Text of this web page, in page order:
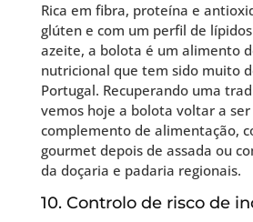
Rica em fibra, proteína e
glúten e com um perfil de
azeite, a bolota é um alimento
nutricional que tem sido muito
Portugal. Recuperando uma
vemos hoje a bolota voltar a
complemento de alimentação,
gourmet depois de assada ou
da doçaria e padaria regionais.
10. Controlo de risco de